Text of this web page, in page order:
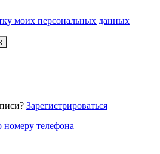
моих персональных данных
Зарегистрироваться
телефона